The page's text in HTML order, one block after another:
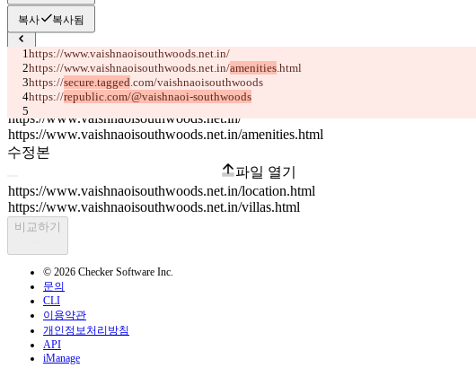
복사 복사됨
https://www.vaishnaoisouthwoods.net.in/
https://www.vaishnaoisouthwoods.net.in/amenities.html
https://secure.tagged.com/vaishnaoisouthwoods
https://republic.com/@vaishnaoi-southwoods
저장된 비교 결과
원본
파일 열기
수정본
파일 열기
비교하기
© 2026 Checker Software Inc.
문의
CLI
이용약관
개인정보처리방침
API
iManage